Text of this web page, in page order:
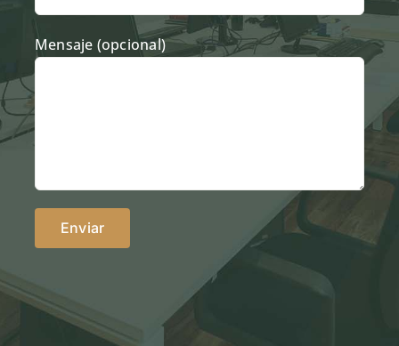
Mensaje (opcional)